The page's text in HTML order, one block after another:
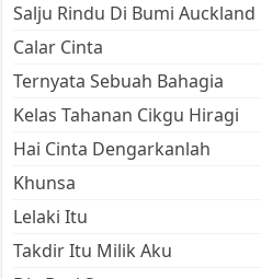
Salju Rindu Di Bumi Auckland
Calar Cinta
Ternyata Sebuah Bahagia
Kelas Tahanan Cikgu Hiragi
Hai Cinta Dengarkanlah
Khunsa
Lelaki Itu
Takdir Itu Milik Aku